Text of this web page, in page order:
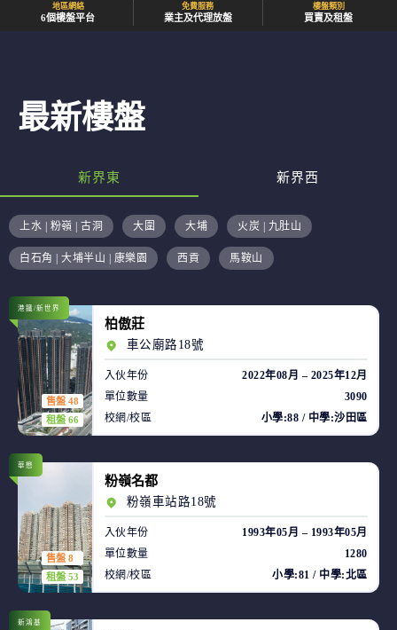
地區網絡
6個樓盤平台
免費服務
業主及代理放盤
樓盤類別
買賣及租盤
最新樓盤
新界東 新界西
上水 | 粉嶺 | 古洞 大圍 大埔 火炭 | 九肚山
白石角 | 大埔半山 | 康樂園 西貢 馬鞍山
售盤 48
租盤 66
港鐵/新世界
柏傲莊
車公廟路18號
入伙年份
2022年08月 – 2025年12月
單位數量
3090
校網/校區
小學:88 / 中學:沙田區
售盤 8
租盤 53
華懋
粉嶺名都
粉嶺車站路18號
入伙年份
1993年05月 – 1993年05月
單位數量
1280
校網/校區
小學:81 / 中學:北區
新鴻基